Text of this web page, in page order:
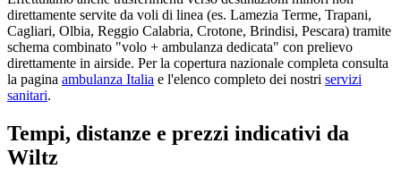
direttamente servite da voli di linea (es. Lamezia Terme, Trapani,
Cagliari, Olbia, Reggio Calabria, Crotone, Brindisi, Pescara) tramite
schema combinato "volo + ambulanza dedicata" con prelievo
direttamente in airside. Per la copertura nazionale completa consulta
la pagina ambulanza Italia e l'elenco completo dei nostri servizi
sanitari.
Tempi, distanze e prezzi indicativi da
Wiltz